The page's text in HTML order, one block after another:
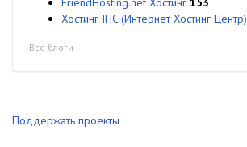
Хостинг IHC (Интернет Хостинг Центр)
Все блоги
Поддержать проекты